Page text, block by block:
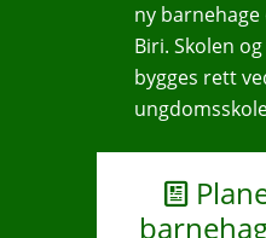
ny
Biri. Skolen
bygges rett